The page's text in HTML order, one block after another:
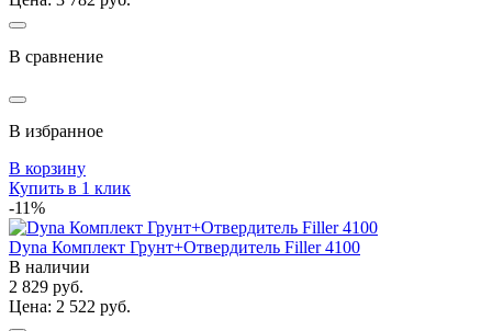
В сравнение
В избранное
В корзину
Купить в 1 клик
-11%
Dyna Комплект Грунт+Отвердитель Filler 4100
В наличии
2 829 руб.
Цена: 2 522 руб.